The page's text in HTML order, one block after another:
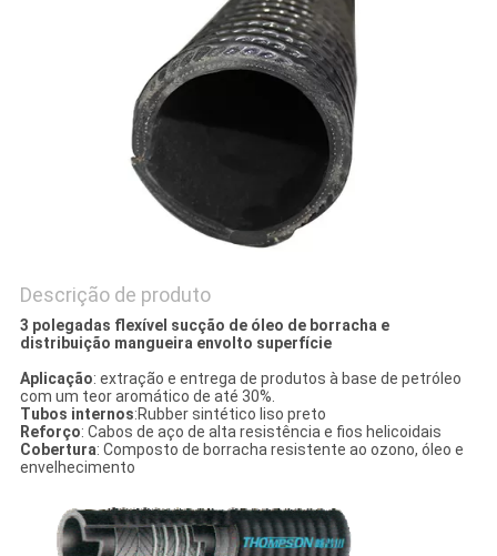
Descrição de produto
3 polegadas flexível sucção de óleo de borracha e
distribuição mangueira envolto superfície
Aplicação: extração e entrega de produtos à base de petróleo
com um teor aromático de até 30%.
Tubos internos:Rubber sintético liso preto
Reforço: Cabos de aço de alta resistência e fios helicoidais
Cobertura: Composto de borracha resistente ao ozono, óleo e
envelhecimento